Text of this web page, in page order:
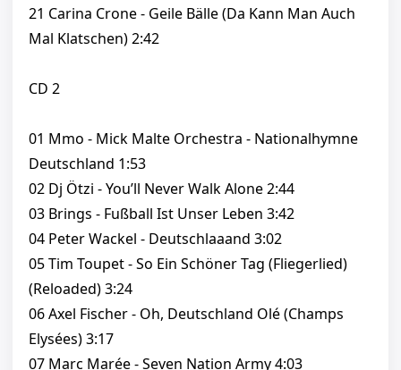
21 Carina Crone - Geile Bälle (Da Kann Man Auch
Mal Klatschen) 2:42
CD 2
01 Mmo - Mick Malte Orchestra - Nationalhymne
Deutschland 1:53
02 Dj Ötzi - You’ll Never Walk Alone 2:44
03 Brings - Fußball Ist Unser Leben 3:42
04 Peter Wackel - Deutschlaaand 3:02
05 Tim Toupet - So Ein Schöner Tag (Fliegerlied)
(Reloaded) 3:24
06 Axel Fischer - Oh, Deutschland Olé (Champs
Elysées) 3:17
07 Marc Marée - Seven Nation Army 4:03